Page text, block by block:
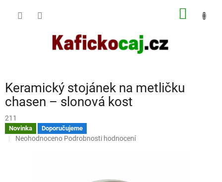
Keramický stojánek na metličku
chasen – slonová kost
211
Novinka Doporučujeme
Průměrné
Neohodnoceno Podrobnosti hodnocení